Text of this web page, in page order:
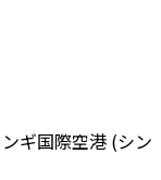
ギ国際空港 (シン